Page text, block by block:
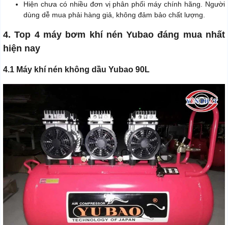
Hiện chưa có nhiều đơn vị phân phối máy chính hãng. Người
dùng dễ mua phải hàng giả, không đảm bảo chất lượng.
4. Top 4 máy bơm khí nén Yubao đáng mua nhất
hiện nay
4.1 Máy khí nén không dầu Yubao 90L